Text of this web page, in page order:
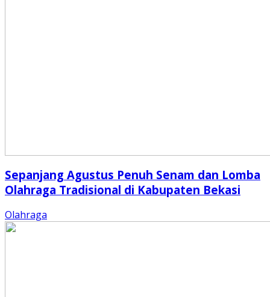
Sepanjang Agustus Penuh Senam dan Lomba
Olahraga Tradisional di Kabupaten Bekasi
Olahraga